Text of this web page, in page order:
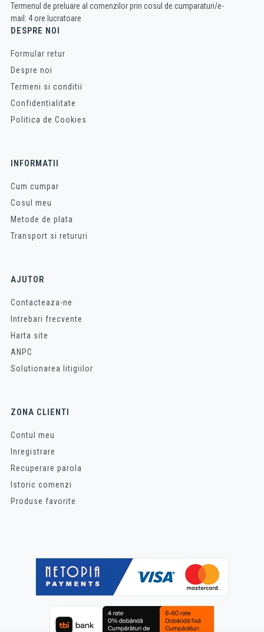
Termenul de preluare al comenzilor prin cosul de cumparaturi/e-
mail: 4 ore lucratoare
DESPRE NOI
Formular retur
Despre noi
Termeni si conditii
Confidentialitate
Politica de Cookies
INFORMATII
Cum cumpar
Cosul meu
Metode de plata
Transport si retururi
AJUTOR
Contacteaza-ne
Intrebari frecvente
Harta site
ANPC
Solutionarea litigiilor
ZONA CLIENTI
Contul meu
Inregistrare
Recuperare parola
Istoric comenzi
Produse favorite